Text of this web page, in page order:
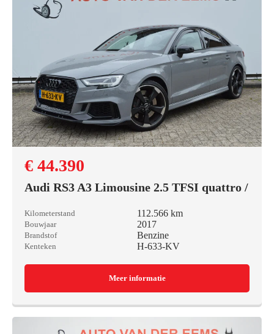
€ 44.390
Audi RS3 A3 Limousine 2.5 TFSI quattro /
Kilometerstand 112.566 km
Bouwjaar 2017
Brandstof Benzine
Kenteken H-633-KV
Meer informatie